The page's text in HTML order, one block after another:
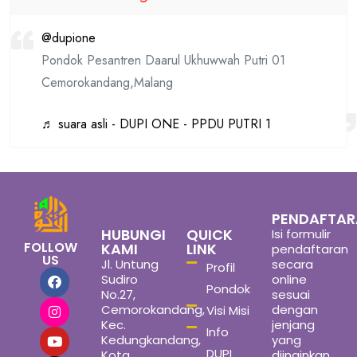
@dupione
Pondok Pesantren Daarul Ukhuwwah Putri 01
Cemorokandang,Malang
♬ suara asli - DUPI ONE - PPDU PUTRI 1
FOLLOW
US
HUBUNGI
KAMI
Jl. Untung
Sudiro
No.27,
Cemorokandang,
Kec.
Kedungkandang,
QUICK
LINK
Profil
Pondok
Visi Misi
Info
DUPI
Isi formulir
pendaftaran
secara
online
sesuai
dengan
jenjang
yang